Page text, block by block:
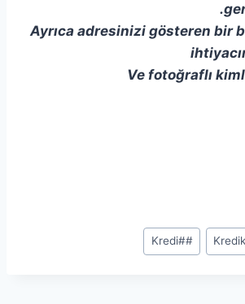
Ayrıca adresinizi gösteren bir
Ve fotoğraflı
#
#Kredi